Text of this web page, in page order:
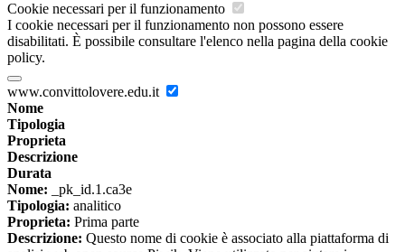
Cookie necessari per il funzionamento
I cookie necessari per il funzionamento non possono essere
disabilitati. È possibile consultare l'elenco nella pagina della cookie
policy.
www.convittolovere.edu.it
Nome
Tipologia
Proprieta
Descrizione
Durata
Nome: _pk_id.1.ca3e
Tipologia: analitico
Proprieta: Prima parte
Descrizione: Questo nome di cookie è associato alla piattaforma di